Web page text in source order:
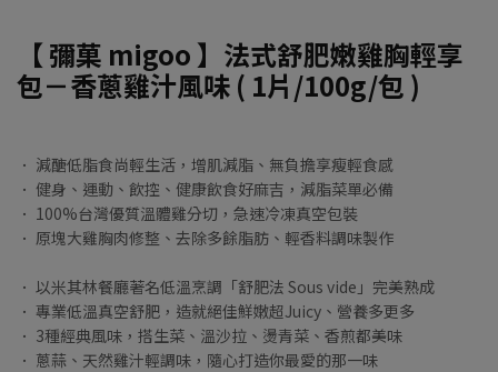
【 彌菓 migoo 】法式舒肥嫩雞胸輕享
包－香蔥雞汁風味 ( 1片/100g/包 )
． 減醣低脂食尚輕生活，增肌減脂、無負擔享瘦輕食感
． 健身、運動、飲控、健康飲食好麻吉，減脂菜單必備
． 100%台灣優質溫體雞分切，急速冷凍真空包裝
． 原塊大雞胸肉修整、去除多餘脂肪、輕香料調味製作
． 以米其林餐廳著名低溫烹調「舒肥法 Sous vide」完美熟成
． 專業低溫真空舒肥，造就絕佳鮮嫩超Juicy、營養多更多
． 3種經典風味，搭生菜、溫沙拉、燙青菜、香煎都美味
． 蔥蒜、天然雞汁輕調味，隨心打造你最愛的那一味